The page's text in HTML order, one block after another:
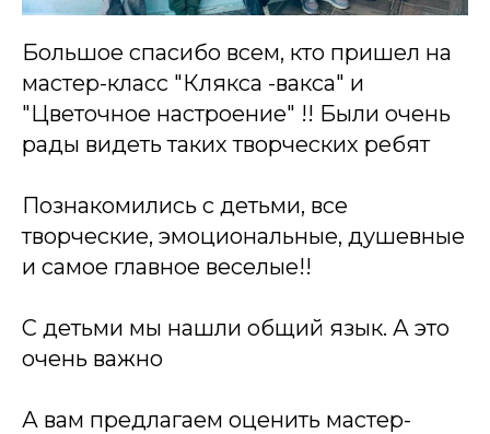
Большое спасибо всем, кто пришел на
мастер-класс "Клякса -вакса" и
"Цветочное настроение" !! Были очень
рады видеть таких творческих ребят
Познакомились с детьми, все
творческие, эмоциональные, душевные
и самое главное веселые!!
С детьми мы нашли общий язык. А это
очень важно
А вам предлагаем оценить мастер-